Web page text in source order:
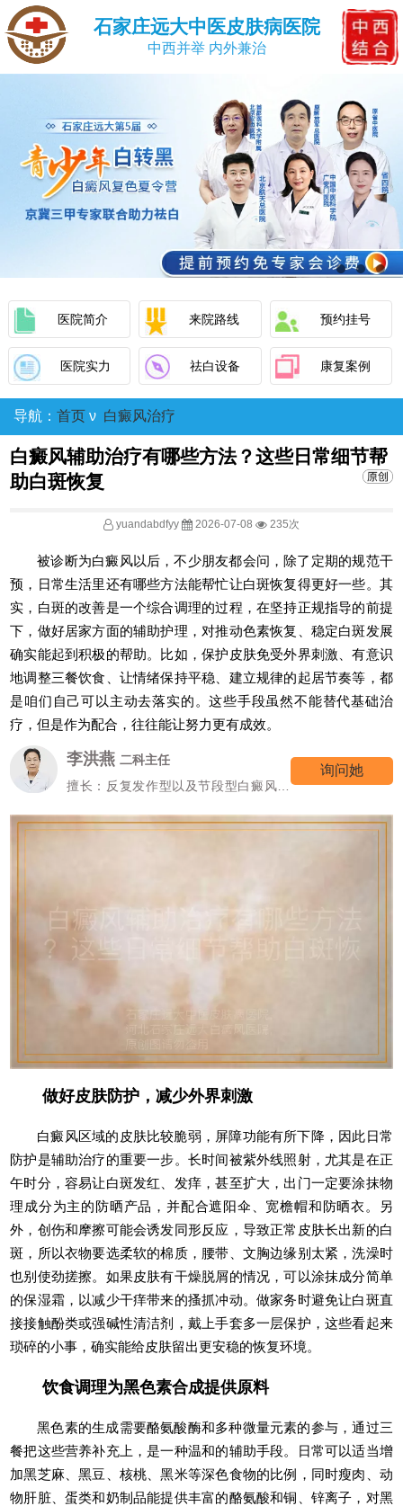
石家庄远大中医皮肤病医院
中西并举 内外兼治
医院简介 来院路线 预约挂号
医院实力 祛白设备 康复案例
导航： 首页 ν 白癜风治疗
白癜风辅助治疗有哪些方法？这些日常细节帮
助白斑恢复
yuandabdfyy 2026-07-08 235次
被诊断为白癜风以后，不少朋友都会问，除了定期的规范干
预，日常生活里还有哪些方法能帮忙让白斑恢复得更好一些。其
实，白斑的改善是一个综合调理的过程，在坚持正规指导的前提
下，做好居家方面的辅助护理，对推动色素恢复、稳定白斑发展
确实能起到积极的帮助。比如，保护皮肤免受外界刺激、有意识
地调整三餐饮食、让情绪保持平稳、建立规律的起居节奏等，都
是咱们自己可以主动去落实的。这些手段虽然不能替代基础治
疗，但是作为配合，往往能让努力更有成效。
高霞 七科主任
擅长：女性/颜面型白癜风的诊治
询问她
做好皮肤防护，减少外界刺激
白癜风区域的皮肤比较脆弱，屏障功能有所下降，因此日常
防护是辅助治疗的重要一步。长时间被紫外线照射，尤其是在正
午时分，容易让白斑发红、发痒，甚至扩大，出门一定要涂抹物
理成分为主的防晒产品，并配合遮阳伞、宽檐帽和防晒衣。另
外，创伤和摩擦可能会诱发同形反应，导致正常皮肤长出新的白
斑，所以衣物要选柔软的棉质，腰带、文胸边缘别太紧，洗澡时
也别使劲搓擦。如果皮肤有干燥脱屑的情况，可以涂抹成分简单
的保湿霜，以减少干痒带来的搔抓冲动。做家务时避免让白斑直
接接触酚类或强碱性清洁剂，戴上手套多一层保护，这些看起来
琐碎的小事，确实能给皮肤留出更安稳的恢复环境。
饮食调理为黑色素合成提供原料
黑色素的生成需要酪氨酸酶和多种微量元素的参与，通过三
餐把这些营养补充上，是一种温和的辅助手段。日常可以适当增
加黑芝麻、黑豆、核桃、黑米等深色食物的比例，同时瘦肉、动
物肝脏、蛋类和奶制品能提供丰富的酪氨酸和铜、锌离子，对黑